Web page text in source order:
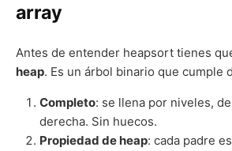
array
Antes de entender heapsort tienes
heap. Es un árbol binario que cumple
Completo: se llena por niveles,
derecha. Sin huecos.
Propiedad de heap: cada padre es